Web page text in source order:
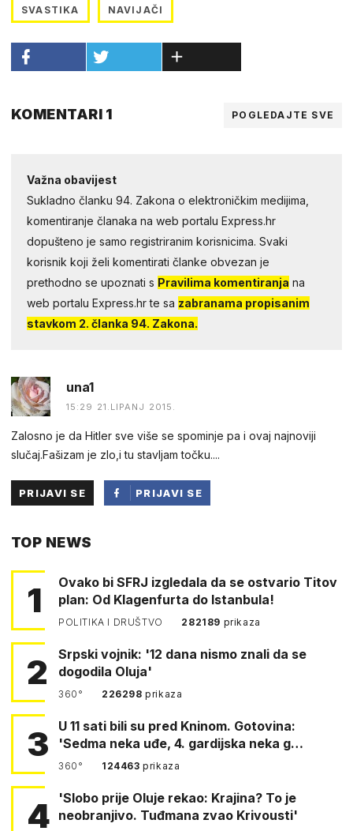
SVASTIKA NAVIJAČI
KOMENTARI 1 POGLEDAJTE SVE
Važna obavijest
Sukladno članku 94. Zakona o elektroničkim medijima,
komentiranje članaka na web portalu Express.hr
dopušteno je samo registriranim korisnicima. Svaki
korisnik koji želi komentirati članke obvezan je
prethodno se upoznati s Pravilima komentiranja na
web portalu Express.hr te sa zabranama propisanim
stavkom 2. članka 94. Zakona.
una1
15:29 21.LIPANJ 2015.
Zalosno je da Hitler sve više se spominje pa i ovaj najnoviji
slučaj.Fašizam je zlo,i tu stavljam točku....
PRIJAVI SE
PRIJAVI SE
TOP NEWS
1
Ovako bi SFRJ izgledala da se ostvario Titov
plan: Od Klagenfurta do Istanbula!
POLITIKA I DRUŠTVO 282189 prikaza
2
Srpski vojnik: '12 dana nismo znali da se
dogodila Oluja'
360° 226298prikaza
3
U 11 sati bili su pred Kninom. Gotovina:
'Sedma neka uđe, 4. gardijska neka g…
360° 124463prikaza
4
'Slobo prije Oluje rekao: Krajina? To je
neobranjivo. Tuđmana zvao Krivousti'